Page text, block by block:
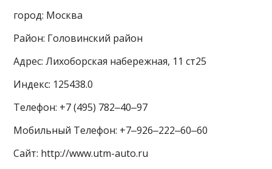
город: Москва
Район: Головинский район
Адрес: Лихоборская набережная, 11 ст25
Индекс: 125438.0
Телефон: +7 (495) 782‒40‒97
Мобильный Телефон: +7‒926‒222‒60‒60
Сайт: http://www.utm-auto.ru